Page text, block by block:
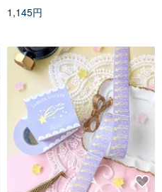
1,145円